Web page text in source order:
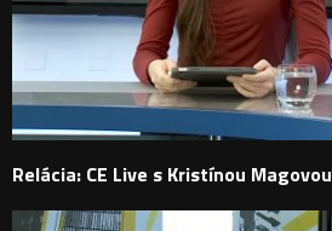
Relácia: CE Live s Kristínou Magovou